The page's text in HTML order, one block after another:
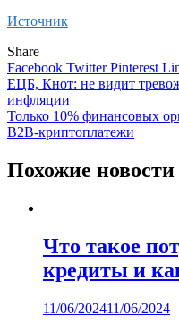
Источник
Share
Facebook TwitterPinterest
Навигация
по
записям
ЕЦБ, Кнот: не видит
инфляции
Только 10% финансовых
B2B-криптоплатежи
Похожие новости
Что такое
кредиты и
11/06/202411/06/2024